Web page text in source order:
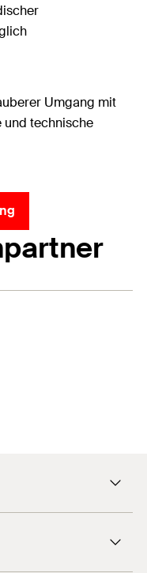
Umgang mit
und technische